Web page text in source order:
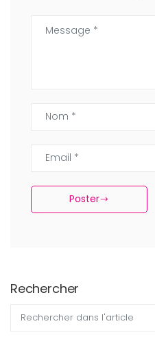
Message *
Nom *
Email *
Poster
Rechercher
Rechercher dans l'article